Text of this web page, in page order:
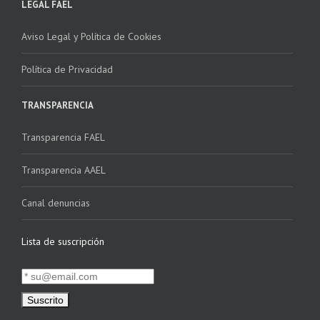
LEGAL FAEL
Aviso Legal y Política de Cookies
Política de Privacidad
TRANSPARENCIA
Transparencia FAEL
Transparencia AAEL
Canal denuncias
Lista de suscripción